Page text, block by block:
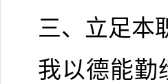
三、立足本
我以德能勤